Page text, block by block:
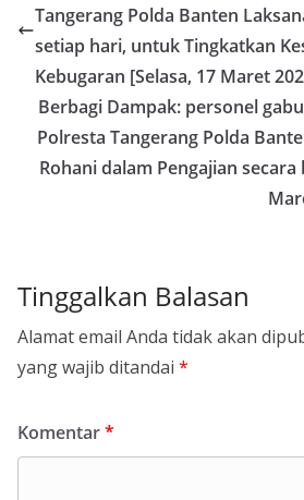
Tangerang Polda Banten
setiap hari, untuk Tingkatkan
Kebugaran [Selasa, 17 Maret
Berbagi Dampak: personel
Polresta Tangerang Polda
Rohani dalam Pengajian secara
Tinggalkan Balasan
Alamat email Anda tidak akan
yang wajib ditandai *
Komentar*